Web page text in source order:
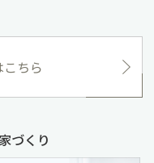
ちら
づくり